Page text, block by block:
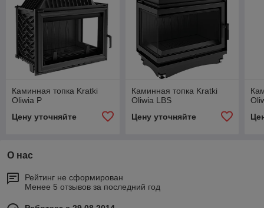
Каминная топка Kratki
Oliwia P
Цену уточняйте
Каминная топка Kratki
Oliwia LBS
Цену уточняйте
О нас
Рейтинг не сформирован
Менее 5 отзывов за последний год